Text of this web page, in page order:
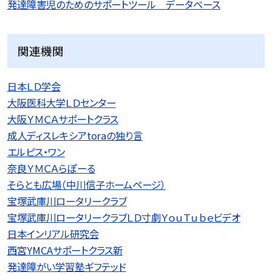
発達障害児のためのサポートツール データベース
関連機関
日本ＬＤ学会
大阪医科大学ＬＤセンター
大阪ＹＭＣＡサポートクラス
成人ディスレキシアtoraの独り言
エルピス・ワン
奈良ＹＭＣＡらぽーる
そらとも広場（中川信子ホームページ）
宝塚武庫川ロータリークラブ
宝塚武庫川ロータリークラブＬＤ寸劇ＹｏｕＴｕｂｅビデオ
日本インリアル研究会
西宮YMCAサポートクラス新
発達障がい学習塾ギフテッド